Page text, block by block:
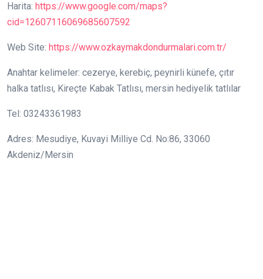
Harita: https://www.google.com/maps?
cid=12607116069685607592
Web Site: https://www.ozkaymakdondurmalari.com.tr/
Anahtar kelimeler: cezerye, kerebiç, peynirli künefe, çıtır
halka tatlısı, Kireçte Kabak Tatlısı, mersin hediyelik tatlılar
Tel: 03243361983
Adres: Mesudiye, Kuvayi Milliye Cd. No:86, 33060
Akdeniz/Mersin